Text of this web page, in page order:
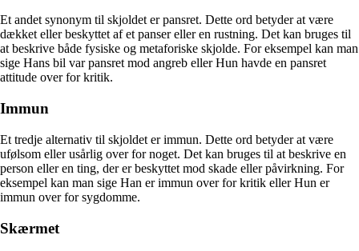
Et andet synonym til skjoldet er pansret. Dette ord betyder at være
dækket eller beskyttet af et panser eller en rustning. Det kan bruges til
at beskrive både fysiske og metaforiske skjolde. For eksempel kan man
sige Hans bil var pansret mod angreb eller Hun havde en pansret
attitude over for kritik.
Immun
Et tredje alternativ til skjoldet er immun. Dette ord betyder at være
ufølsom eller usårlig over for noget. Det kan bruges til at beskrive en
person eller en ting, der er beskyttet mod skade eller påvirkning. For
eksempel kan man sige Han er immun over for kritik eller Hun er
immun over for sygdomme.
Skærmet